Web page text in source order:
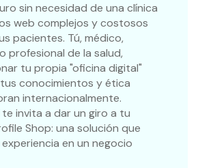
sin necesidad de una clínica
web complejos y costosos
pacientes. Tú, médico,
profesional de la salud,
tu propia "oficina digital"
conocimientos y ética
internacionalmente.
invita a dar un giro a tu
Shop: una solución que
en un negocio